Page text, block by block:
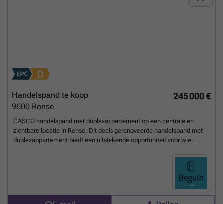
245 000 €
Handelspand te koop
9600 Ronse
CASCO handelspand met duplexappartement op een centrale en
zichtbare locatie in Ronse. Dit deels gerenoveerde handelspand met
duplexappartement biedt een uitstekende opportuniteit voor wie
interessant investeringsproject. Dankzij de centrale ligging geniet het
pand van een uitstekende visibiliteit en bereikbaarheid. Het gebouw is
onderkelderd en beschikt over een gezellig koertje. Reeds uitgevoerde
renovaties omvatten vernieuwde elektriciteit, isolatie en nieuwe
Aluminium en PVC-ramen met dubbele beglazing. De leidingen voor